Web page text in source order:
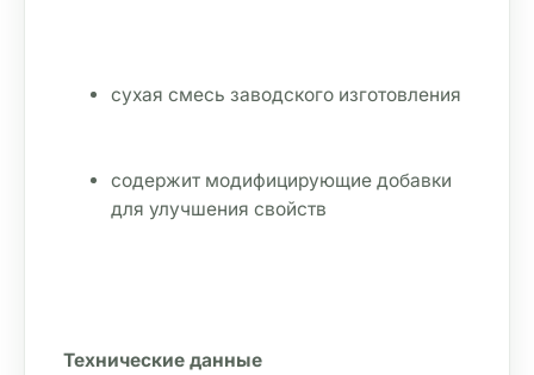
сухая смесь заводского изготовления
содержит модифицирующие добавки
для улучшения свойств
Технические данные